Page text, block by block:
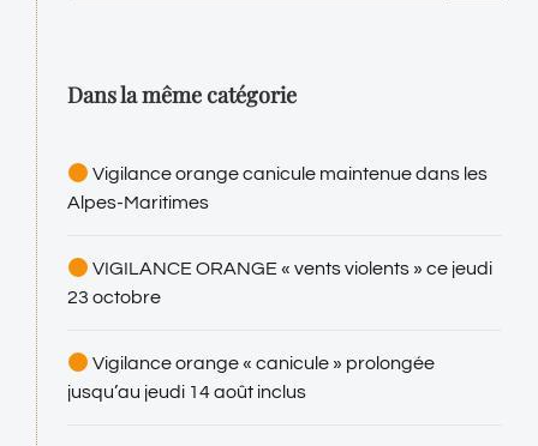
Dans la même catégorie
Vigilance orange canicule maintenue dans les
Alpes-Maritimes
VIGILANCE ORANGE « vents violents » ce jeudi
23 octobre
Vigilance orange « canicule » prolongée
jusqu’au jeudi 14 août inclus